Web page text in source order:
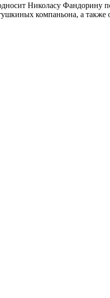
Николасу
компаньона, а также